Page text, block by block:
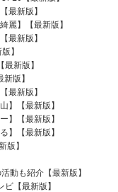
最新版】
麗】【最新版】
最新版】
】
新版】
版】
最新版】
】【最新版】
】【最新版】
】【最新版】
版】
動も紹介【最新版】
【最新版】